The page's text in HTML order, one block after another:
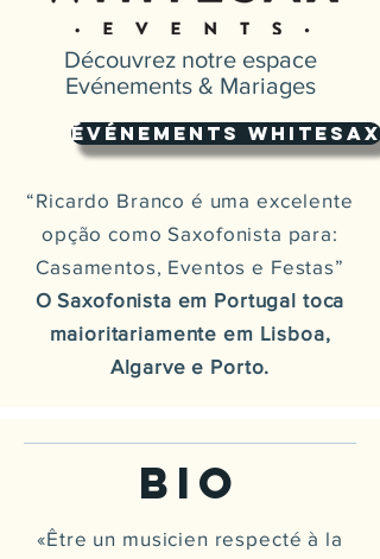
Découvrez notre espace
Evénements & Mariages
événements whitesax
“Ricardo Branco é uma excelente
opção como Saxofonista para:
Casamentos, Eventos e Festas”
O Saxofonista em Portugal toca
maioritariamente em Lisboa,
Algarve e Porto.
BIO
«Être un musicien respecté à la